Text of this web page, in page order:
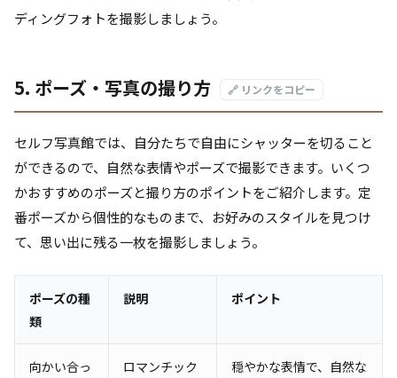
ディングフォトを撮影しましょう。
5. ポーズ・写真の撮り方 🔗 リンクをコピー
セルフ写真館では、自分たちで自由にシャッターを切ること
ができるので、自然な表情やポーズで撮影できます。いくつ
かおすすめのポーズと撮り方のポイントをご紹介します。定
番ポーズから個性的なものまで、お好みのスタイルを見つけ
て、思い出に残る一枚を撮影しましょう。
ポーズの種
類
説明 ポイント
向かい合っ
ロマンチック
穏やかな表情で、自然な